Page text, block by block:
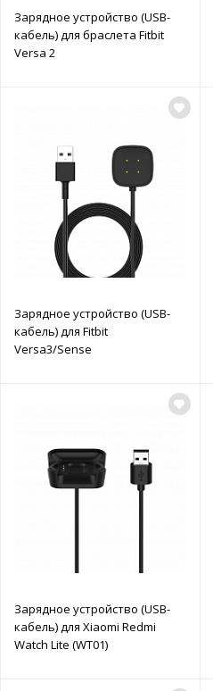
Зарядное устройство (USB-
кабель) для браслета Fitbit
Versa 2
Зарядное устройство (USB-
кабель) для Fitbit
Versa3/Sense
Зарядное устройство (USB-
кабель) для Xiaomi Redmi
Watch Lite (WT01)